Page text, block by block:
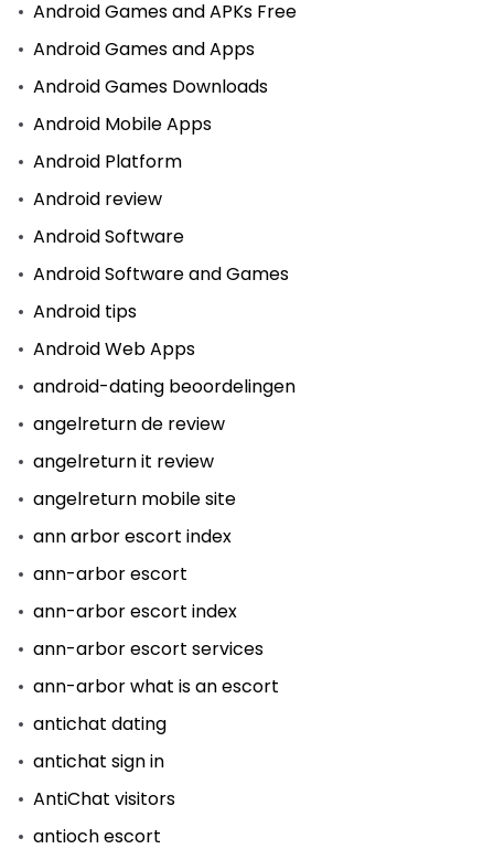
Android Games and APKs Free
Android Games and Apps
Android Games Downloads
Android Mobile Apps
Android Platform
Android review
Android Software
Android Software and Games
Android tips
Android Web Apps
android-dating beoordelingen
angelreturn de review
angelreturn it review
angelreturn mobile site
ann arbor escort index
ann-arbor escort
ann-arbor escort index
ann-arbor escort services
ann-arbor what is an escort
antichat dating
antichat sign in
AntiChat visitors
antioch escort